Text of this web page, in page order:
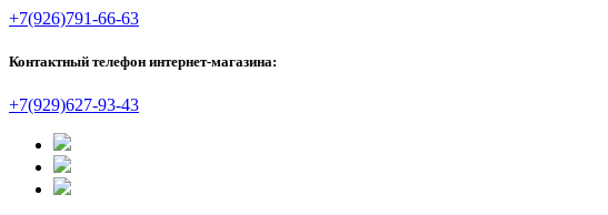
+7(926)791-66-63
Контактный телефон интернет-магазина:
+7(929)627-93-43